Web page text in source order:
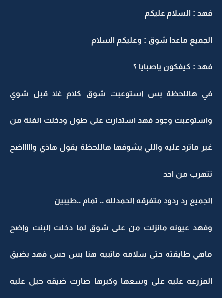
فهد : السلام عليكم
الجميع ماعدا شوق : وعليكم السلام
فهد : كيفكون ياصبايا ؟
في هاللحظة بس استوعبت شوق كلام غلا قبل شوي
واستوعبت وجود فهد استدارت على طول ودخلت الفلة من
غير ماترد عليه واللي يشوفها هاللحظة يقول هاذي واااااضح
تتهرب من احد
الجميع رد ردود متفرقه الحمدلله .. تمام ..طيبين
وفهد عيونه مانزلت من على شوق لما دخلت البنت واضح
ماهي طايقته حتى سلامه ماتبيه هنا بس حس فهد بضيق
المزرعه عليه على وسعها وكبرها صارت ضيقه حيل عليه